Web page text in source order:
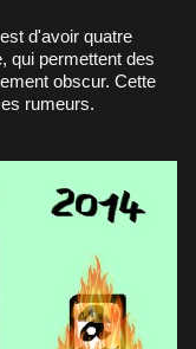
qui permettent des
obscur. Cette
rumeurs.